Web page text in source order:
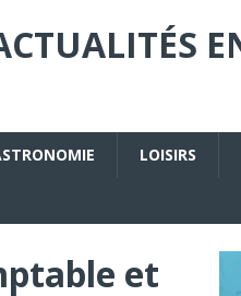
LOISIRS
et